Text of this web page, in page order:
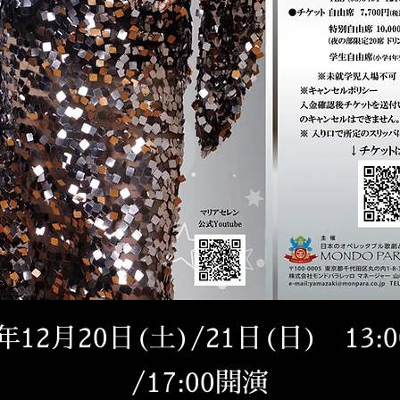
12月20日(土)/21日(日)
/17:00開演